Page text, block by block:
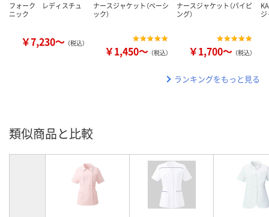
フォーク レディスチュ
ニック
￥7,230～ （税込）
ナースジャケット（ベーシ
ック）
￥1,450～ （税込）
ナースジャケット（パイピ
ング）
￥1,700～ （税込）
ランキングをもっと見る
類似商品と比較